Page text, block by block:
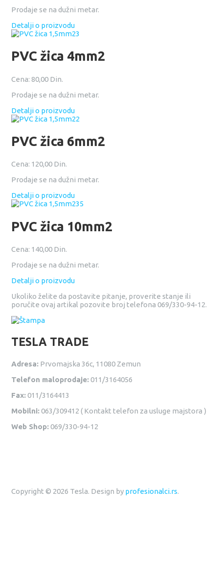
Prodaje se na dužni metar.
Detalji o proizvodu
PVC žica 4mm2
Cena: 80,00 Din.
Prodaje se na dužni metar.
Detalji o proizvodu
PVC žica 6mm2
Cena: 120,00 Din.
Prodaje se na dužni metar.
Detalji o proizvodu
PVC žica 10mm2
Cena: 140,00 Din.
Prodaje se na dužni metar.
Detalji o proizvodu
Ukoliko želite da postavite pitanje, proverite stanje ili
poručite ovaj artikal pozovite broj telefona 069/330-94-12.
TESLA TRADE
Adresa: Prvomajska 36c, 11080 Zemun
Telefon maloprodaje:011/3164056
Fax:011/3164413
Mobilni:063/309412 ( Kontakt telefon za usluge majstora )
Web Shop:069/330-94-12
Copyright © 2026 Tesla. Design by profesionalci.rs.